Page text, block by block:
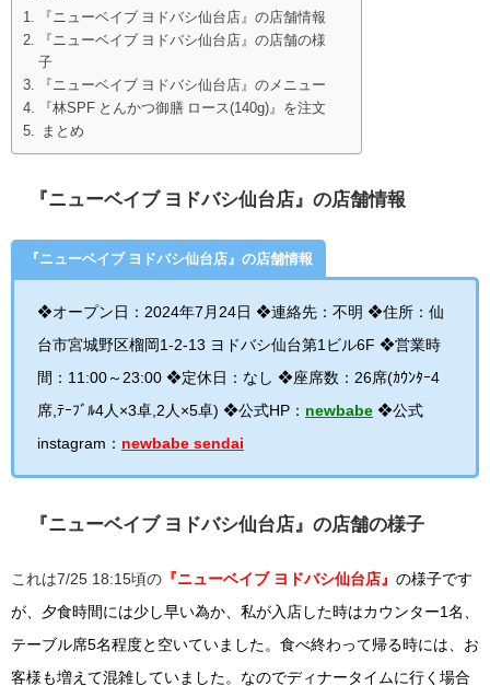
『ニューベイブ ヨドバシ仙台店』の店舗情報
『ニューベイブ ヨドバシ仙台店』の店舗の様
子
『ニューベイブ ヨドバシ仙台店』のメニュー
『林SPF とんかつ御膳 ロース(140g)』を注文
まとめ
『ニューベイブ ヨドバシ仙台店』の店舗情報
『ニューベイブ ヨドバシ仙台店』の店舗情報
❖オープン日：2024年7月24日 ❖連絡先：不明 ❖住所： 仙
台市宮城野区榴岡1-2-13 ヨドバシ仙台第1ビル6F ❖営業時
間：11:00～23:00 ❖定休日：なし ❖座席数：26席(ｶｳﾝﾀｰ4
席,ﾃｰﾌﾞﾙ4人×3卓,2人×5卓) ❖公式HP： newbabe ❖公式
instagram： newbabe sendai
『ニューベイブ ヨドバシ仙台店』の店舗の様子
これは7/25 18:15頃の 『ニューベイブ ヨドバシ仙台店』 の様子です
が、夕食時間には少し早い為か、私が入店した時はカウンター1名、
テーブル席5名程度と空いていました。食べ終わって帰る時には、お
客様も増えて混雑していました。なのでディナータイムに行く場合